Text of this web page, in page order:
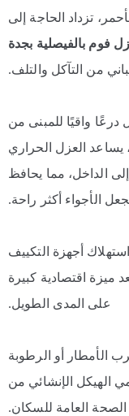
تزداد الحاجة إلى
فوم بالفيصلية بجدة
من التآكل والتلف.
واقيًا للمبنى من
يساعد العزل الحراري
الداخل، مما يحافظ
الأجواء أكثر راحة.
أجهزة التكييف
ميزة اقتصادية كبيرة
على المدى الطويل.
الأمطار أو الرطوبة
الهيكل الإنشائي من
العامة للسكان.